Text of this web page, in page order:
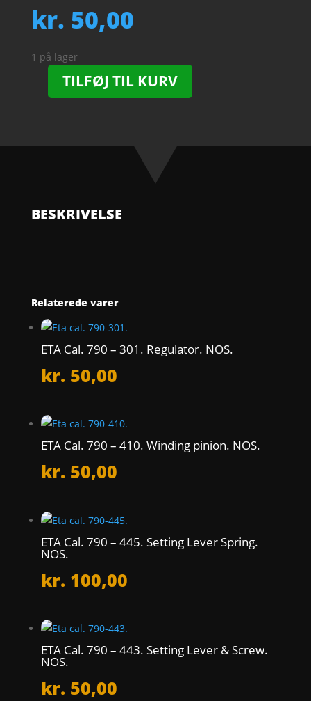
kr. 50,00
1 på lager
antal
TILFØJ TIL KURV
BESKRIVELSE
Relaterede varer
ETA Cal. 790 – 301. Regulator. NOS.
kr. 50,00
ETA Cal. 790 – 410. Winding pinion. NOS.
kr. 50,00
ETA Cal. 790 – 445. Setting Lever Spring.
NOS.
kr. 100,00
ETA Cal. 790 – 443. Setting Lever & Screw.
NOS.
kr. 50,00